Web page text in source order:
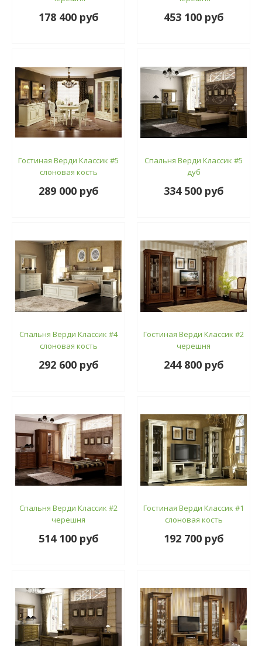
178 400 руб 453 100 руб
Гостиная Верди Классик #5
слоновая кость
289 000 руб
Спальня Верди Классик #5
дуб
334 500 руб
Спальня Верди Классик #4
слоновая кость
292 600 руб
Гостиная Верди Классик #2
черешня
244 800 руб
Спальня Верди Классик #2
черешня
514 100 руб
Гостиная Верди Классик #1
слоновая кость
192 700 руб